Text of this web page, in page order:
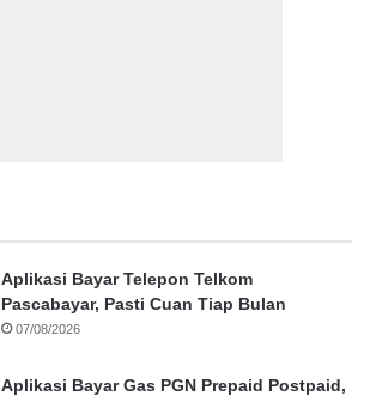
Aplikasi Bayar Telepon Telkom
Pascabayar, Pasti Cuan Tiap Bulan
07/08/2026
Aplikasi Bayar Gas PGN Prepaid Postpaid,